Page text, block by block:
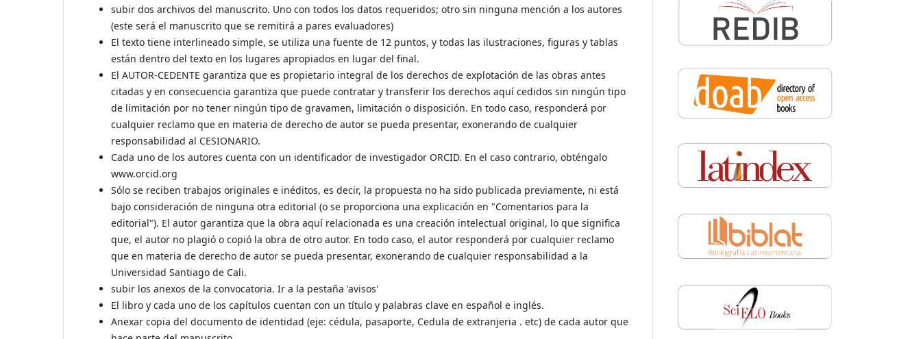
subir dos archivos del manuscrito. Uno con todos los datos requeridos; otro sin ninguna mención a los autores
(este será el manuscrito que se remitirá a pares evaluadores)
El texto tiene interlineado simple, se utiliza una fuente de 12 puntos, y todas las ilustraciones, figuras y tablas
están dentro del texto en los lugares apropiados en lugar del final.
El AUTOR-CEDENTE garantiza que es propietario integral de los derechos de explotación de las obras antes
citadas y en consecuencia garantiza que puede contratar y transferir los derechos aquí cedidos sin ningún tipo
de limitación por no tener ningún tipo de gravamen, limitación o disposición. En todo caso, responderá por
cualquier reclamo que en materia de derecho de autor se pueda presentar, exonerando de cualquier
responsabilidad al CESIONARIO.
Cada uno de los autores cuenta con un identificador de investigador ORCID. En el caso contrario, obténgalo
www.orcid.org
Sólo se reciben trabajos originales e inéditos, es decir, la propuesta no ha sido publicada previamente, ni está
bajo consideración de ninguna otra editorial (o se proporciona una explicación en "Comentarios para la
editorial"). El autor garantiza que la obra aquí relacionada es una creación intelectual original, lo que significa
que, el autor no plagió o copió la obra de otro autor. En todo caso, el autor responderá por cualquier reclamo
que en materia de derecho de autor se pueda presentar, exonerando de cualquier responsabilidad a la
Universidad Santiago de Cali.
subir los anexos de la convocatoria. Ir a la pestaña 'avisos'
El libro y cada uno de los capítulos cuentan con un título y palabras clave en español e inglés.
Anexar copia del documento de identidad (eje: cédula, pasaporte, Cedula de extranjeria . etc) de cada autor que